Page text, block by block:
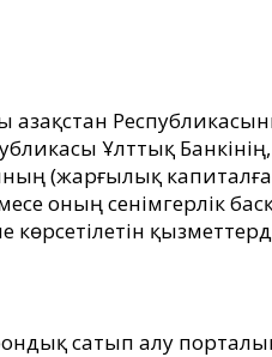
Ұлттық
(жарғылық
оның сенімгерлік
сатып алу